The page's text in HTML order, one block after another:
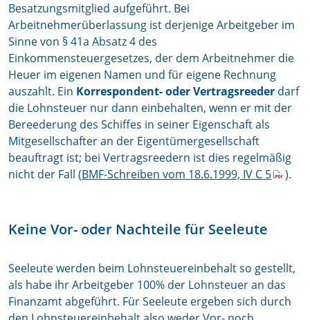
Besatzungsmitglied aufgeführt. Bei
Arbeitnehmerüberlassung ist derjenige Arbeitgeber im
Sinne von § 41a Absatz 4 des
Einkommensteuergesetzes, der dem Arbeitnehmer die
Heuer im eigenen Namen und für eigene Rechnung
auszahlt. Ein Korrespondent- oder Vertragsreeder darf
die Lohnsteuer nur dann einbehalten, wenn er mit der
Bereederung des Schiffes in seiner Eigenschaft als
Mitgesellschafter an der Eigentümergesellschaft
beauftragt ist; bei Vertragsreedern ist dies regelmäßig
nicht der Fall (BMF-Schreiben vom 18.6.1999, IV C 5 ).
Keine Vor- oder Nachteile für Seeleute
Seeleute werden beim Lohnsteuereinbehalt so gestellt,
als habe ihr Arbeitgeber 100% der Lohnsteuer an das
Finanzamt abgeführt. Für Seeleute ergeben sich durch